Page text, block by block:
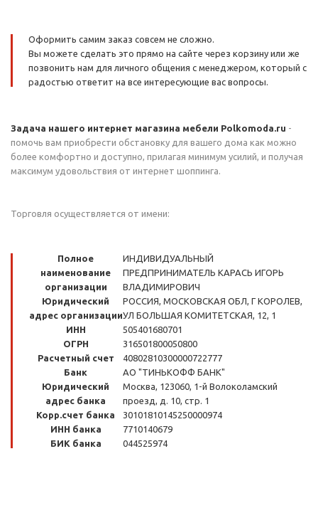
Оформить самим заказ совсем не сложно.
Вы можете сделать это прямо на сайте через корзину или же
позвонить нам для личного общения с менеджером, который с
радостью ответит на все интересующие вас вопросы.
Задача нашего интернет магазина мебели Polkomoda.ru -
помочь вам приобрести обстановку для вашего дома как можно
более комфортно и доступно, прилагая минимум усилий, и получая
максимум удовольствия от интернет шоппинга.
Торговля осуществляется от имени:
Полное
наименование
организации
ИНДИВИДУАЛЬНЫЙ
ПРЕДПРИНИМАТЕЛЬ КАРАСЬ ИГОРЬ
ВЛАДИМИРОВИЧ
Юридический
адрес организации
РОССИЯ, МОСКОВСКАЯ ОБЛ, Г КОРОЛЕВ,
УЛ БОЛЬШАЯ КОМИТЕТСКАЯ, 12, 1
ИНН
505401680701
ОГРН
316501800050800
Расчетный счет
40802810300000722777
Банк
АО "ТИНЬКОФФ БАНК"
Юридический
адрес банка
Москва, 123060, 1-й Волоколамский
проезд, д. 10, стр. 1
Корр.счет банка
30101810145250000974
ИНН банка
7710140679
БИК банка
044525974